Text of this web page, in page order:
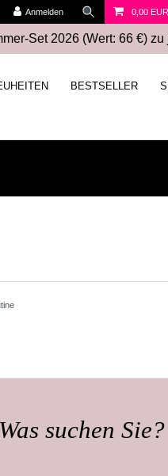
Anmelden 0,00 EUR
Set 2026 (Wert: 66 €)
BESTSELLER
Was suchen Sie?